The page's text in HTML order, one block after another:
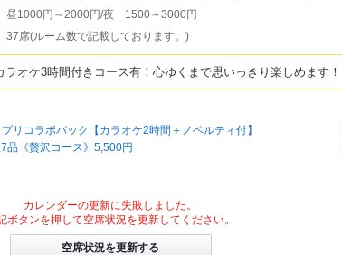
昼1000円～2000円/夜 1500～3000円
37席(ルーム数で記載しております。)
ラオケ3時間付きコース有！心ゆくまで思いっきり楽しめます！
リコラボパック【カラオケ2時間＋ノベルティ付】
《贅沢コース》5,500円
カレンダーの更新に失敗しました。
ボタンを押して空席状況を更新してください。
空席状況を更新する